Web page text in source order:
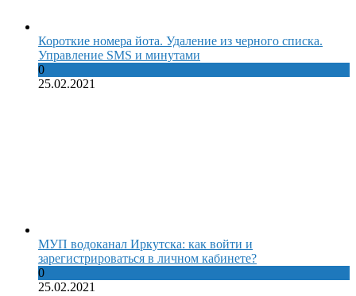
Короткие номера йота. Удаление из черного списка.
Управление SMS и минутами
0
25.02.2021
МУП водоканал Иркутска: как войти и
зарегистрироваться в личном кабинете?
0
25.02.2021